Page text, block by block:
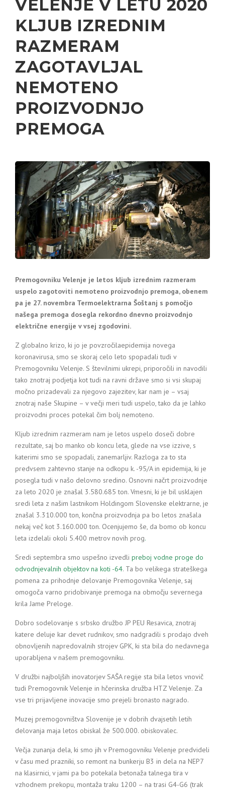
VELENJE V LETU 2020
KLJUB IZREDNIM
RAZMERAM
ZAGOTAVLJAL
NEMOTENO
PROIZVODNJO
PREMOGA
Premogovniku Velenje je letos kljub izrednim razmeram
uspelo zagotoviti nemoteno proizvodnjo premoga, obenem
pa je 27. novembra Termoelektrarna Šoštanj s pomočjo
našega premoga dosegla rekordno dnevno proizvodnjo
električne energije v vsej zgodovini.
Z globalno krizo, ki jo je povzročilaepidemija novega
koronavirusa, smo se skoraj celo leto spopadali tudi v
Premogovniku Velenje. S številnimi ukrepi, priporočili in navodili
tako znotraj podjetja kot tudi na ravni države smo si vsi skupaj
močno prizadevali za njegovo zajezitev, kar nam je – vsaj
znotraj naše Skupine – v večji meri tudi uspelo, tako da je lahko
proizvodni proces potekal čim bolj nemoteno.
Kljub izrednim razmeram nam je letos uspelo doseči dobre
rezultate, saj bo manko ob koncu leta, glede na vse izzive, s
katerimi smo se spopadali, zanemarljiv. Razloga za to sta
predvsem zahtevno stanje na odkopu k. -95/A in epidemija, ki je
posegla tudi v našo delovno sredino. Osnovni načrt proizvodnje
za leto 2020 je znašal 3.580.685 ton. Vmesni, ki je bil usklajen
sredi leta z našim lastnikom Holdingom Slovenske elektrarne, je
znašal 3.310.000 ton, končna proizvodnja pa bo letos znašala
nekaj več kot 3.160.000 ton. Ocenjujemo še, da bomo ob koncu
leta izdelali okoli 5.400 metrov novih prog.
Sredi septembra smo uspešno izvedli preboj vodne proge do
odvodnjevalnih objektov na koti -64. Ta bo velikega strateškega
pomena za prihodnje delovanje Premogovnika Velenje, saj
omogoča varno pridobivanje premoga na območju severnega
krila Jame Preloge.
Dobro sodelovanje s srbsko družbo JP PEU Resavica, znotraj
katere deluje kar devet rudnikov, smo nadgradili s prodajo dveh
obnovljenih napredovalnih strojev GPK, ki sta bila do nedavnega
uporabljena v našem premogovniku.
V družbi najboljših inovatorjev SAŠA regije sta bila letos vnovič
tudi Premogovnik Velenje in hčerinska družba HTZ Velenje. Za
vse tri prijavljene inovacije smo prejeli bronasto nagrado.
Muzej premogovništva Slovenije je v dobrih dvajsetih letih
delovanja maja letos obiskal že 500.000. obiskovalec.
Večja zunanja dela, ki smo jih v Premogovniku Velenje predvideli
v času med prazniki, so remont na bunkerju B3 in dela na NEP7
na klasirnici, v jami pa bo potekala betonaža talnega tira v
vzhodnem prekopu, montaža traku 1200 – na trasi G4-G6 (trak